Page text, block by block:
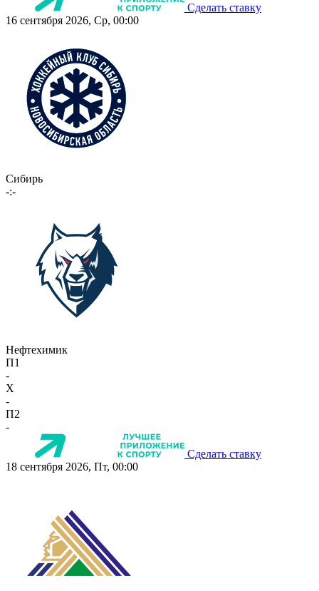
Сделать ставку
16 сентября 2026, Ср, 00:00
Сибирь
-:-
Нефтехимик
П1
-
X
-
П2
-
Сделать ставку
18 сентября 2026, Пт, 00:00